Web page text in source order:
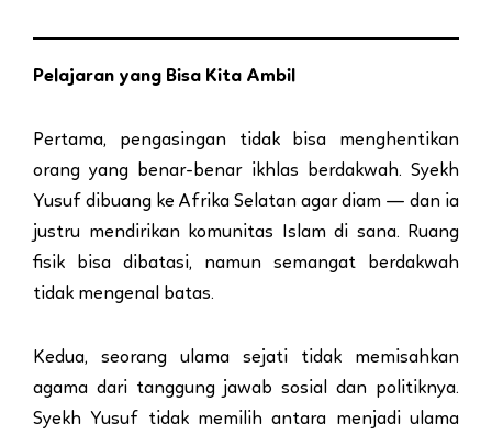
Pelajaran yang Bisa Kita Ambil
Pertama, pengasingan tidak bisa menghentikan
orang yang benar-benar ikhlas berdakwah. Syekh
Yusuf dibuang ke Afrika Selatan agar diam — dan ia
justru mendirikan komunitas Islam di sana. Ruang
fisik bisa dibatasi, namun semangat berdakwah
tidak mengenal batas.
Kedua, seorang ulama sejati tidak memisahkan
agama dari tanggung jawab sosial dan politiknya.
Syekh Yusuf tidak memilih antara menjadi ulama